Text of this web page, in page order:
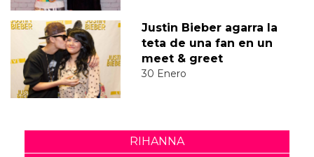
Justin Bieber agarra la
teta de una fan en un
meet & greet
30 Enero
RIHANNA